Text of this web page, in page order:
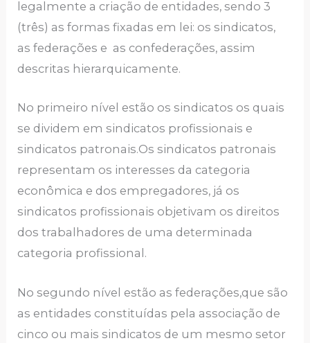
legalmente a criação de entidades, sendo 3
(três) as formas fixadas em lei: os sindicatos,
as federações e as confederações, assim
descritas hierarquicamente.
No primeiro nível estão os sindicatos os quais
se dividem em sindicatos profissionais e
sindicatos patronais.Os sindicatos patronais
representam os interesses da categoria
econômica e dos empregadores, já os
sindicatos profissionais objetivam os direitos
dos trabalhadores de uma determinada
categoria profissional.
No segundo nível estão as federações,que são
as entidades constituídas pela associação de
cinco ou mais sindicatos de um mesmo setor